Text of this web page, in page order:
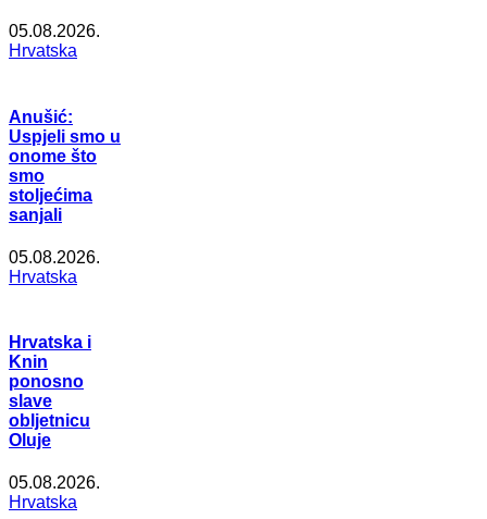
05.08.2026.
Hrvatska
Anušić:
Uspjeli smo u
onome što
smo
stoljećima
sanjali
05.08.2026.
Hrvatska
Hrvatska i
Knin
ponosno
slave
obljetnicu
Oluje
05.08.2026.
Hrvatska